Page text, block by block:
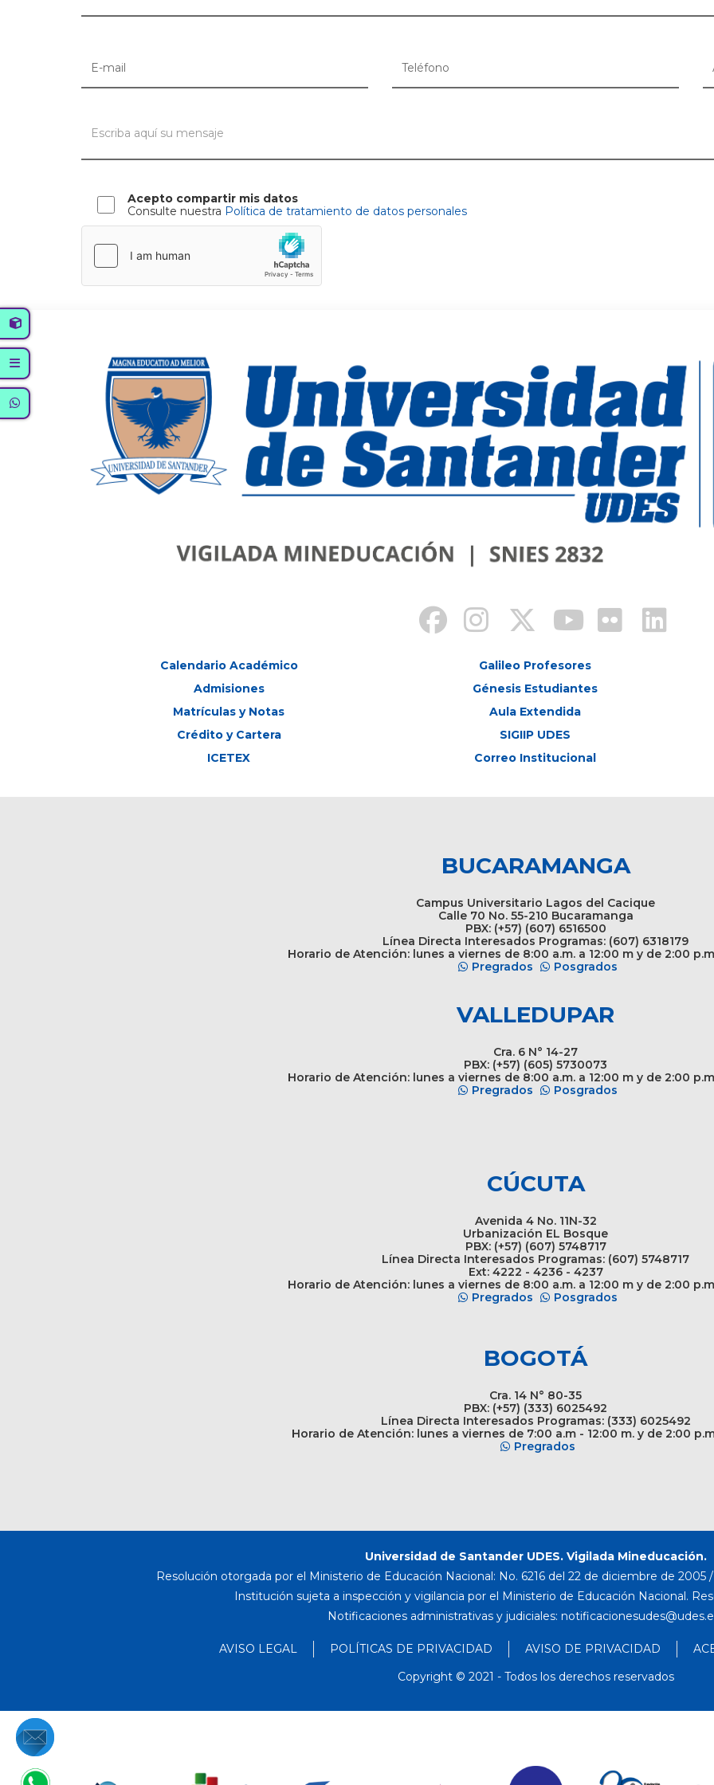
Acepto compartir mis datos
Consulte nuestra Política de tratamiento de datos personales
Calendario Académico
Admisiones
Matrículas y Notas
Crédito y Cartera
ICETEX
Galileo Profesores
Génesis Estudiantes
Aula Extendida
SIGIIP UDES
Correo Institucional
BUCARAMANGA
Campus Universitario Lagos del Cacique
Calle 70 No. 55-210 Bucaramanga
PBX: (+57) (607) 6516500
Línea Directa Interesados Programas: (607) 6318179
Horario de Atención: lunes a viernes de 8:00 a.m. a 12:00 m y de 2:00
Pregrados
Posgrados
VALLEDUPAR
Cra. 6 N° 14-27
PBX: (+57) (605) 5730073
Horario de Atención: lunes a viernes de 8:00 a.m. a 12:00 m y de 2:00
Pregrados
Posgrados
CÚCUTA
Avenida 4 No. 11N-32
Urbanización EL Bosque
PBX: (+57) (607) 5748717
Línea Directa Interesados Programas: (607) 5748717
Ext: 4222 - 4236 - 4237
Horario de Atención: lunes a viernes de 8:00 a.m. a 12:00 m y de 2:00
Pregrados
Posgrados
BOGOTÁ
Cra. 14 N° 80-35
PBX: (+57) (333) 6025492
Línea Directa Interesados Programas: (333) 6025492
Horario de Atención: lunes a viernes de 7:00 a.m - 12:00 m. y de 2:00
Pregrados
Universidad de Santander UDES. Vigilada Mineducación.
Resolución otorgada por el Ministerio de Educación Nacional: No. 6216 del 22 de diciembre de 2005
Institución sujeta a inspección y vigilancia por el Ministerio de Educación Nacional.
Notificaciones administrativas y judiciales:
AVISO LEGAL POLÍTICAS DE PRIVACIDAD AVISO DE PRIVACIDAD
Copyright © 2021 - Todos los derechos reservados